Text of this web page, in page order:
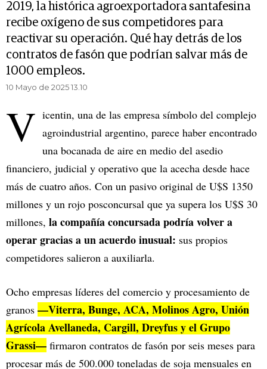
2019, la histórica agroexportadora santafesina
recibe oxígeno de sus competidores para
reactivar su operación. Qué hay detrás de los
contratos de fasón que podrían salvar más de
1000 empleos.
10 Mayo de 2025 13.10
V icentin, una de las empresa símbolo del complejo
agroindustrial argentino, parece haber encontrado
una bocanada de aire en medio del asedio
financiero, judicial y operativo que la acecha desde hace
más de cuatro años. Con un pasivo original de U$S 1350
millones y un rojo posconcursal que ya supera los U$S 30
millones, la compañía concursada podría volver a
operar gracias a un acuerdo inusual: sus propios
competidores salieron a auxiliarla.
Ocho empresas líderes del comercio y procesamiento de
granos —Viterra, Bunge, ACA, Molinos Agro, Unión
Agrícola Avellaneda, Cargill, Dreyfus y el Grupo
Grassi— firmaron contratos de fasón por seis meses para
procesar más de 500.000 toneladas de soja mensuales en